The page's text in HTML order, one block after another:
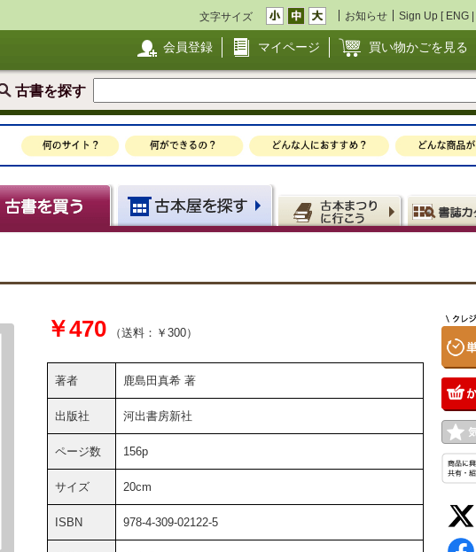
文字サイズ お知らせ Sign Up [ ENG |
会員登録 マイページ 買い物かごを見る
古書を探す
￥470 （送料：￥300）
著者 鹿島田真希 著
出版社 河出書房新社
ページ数 156p
サイズ 20cm
ISBN 978-4-309-02122-5